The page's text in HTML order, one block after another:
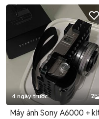
4 ngày trước 2
Máy ảnh Sony A6000 +